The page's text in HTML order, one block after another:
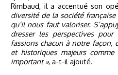
Rimbaud, il a accentué son
diversité de la société
qu’il nous faut valoriser.
dresser les perspectives
fassions chacun à notre façon,
et historiques majeurs
important », a-t-il ajouté.